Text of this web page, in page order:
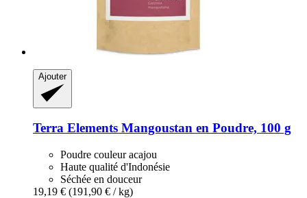
Ajouter
Terra Elements Mangoustan en Poudre, 100 g
Poudre couleur acajou
Haute qualité d'Indonésie
Séchée en douceur
19,19 € (191,90 € / kg)